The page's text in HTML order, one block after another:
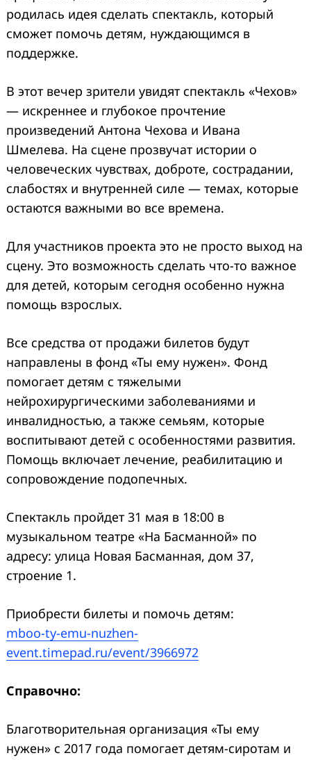
родилась идея сделать спектакль, который
сможет помочь детям, нуждающимся в
поддержке.
В этот вечер зрители увидят спектакль «Чехов»
— искреннее и глубокое прочтение
произведений Антона Чехова и Ивана
Шмелева. На сцене прозвучат истории о
человеческих чувствах, доброте, сострадании,
слабостях и внутренней силе — темах, которые
остаются важными во все времена.
Для участников проекта это не просто выход на
сцену. Это возможность сделать что-то важное
для детей, которым сегодня особенно нужна
помощь взрослых.
Все средства от продажи билетов будут
направлены в фонд «Ты ему нужен». Фонд
помогает детям с тяжелыми
нейрохирургическими заболеваниями и
инвалидностью, а также семьям, которые
воспитывают детей с особенностями развития.
Помощь включает лечение, реабилитацию и
сопровождение подопечных.
Спектакль пройдет 31 мая в 18:00 в
музыкальном театре «На Басманной» по
адресу: улица Новая Басманная, дом 37,
строение 1.
Приобрести билеты и помочь детям:
mboo-ty-emu-nuzhen-
event.timepad.ru/event/3966972
Справочно:
Благотворительная организация «Ты ему
нужен» с 2017 года помогает детям-сиротам и